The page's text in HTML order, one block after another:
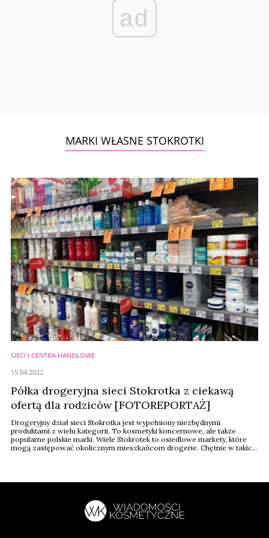
ad
MARKI WŁASNE STOKROTKI
SIECI I CENTRA HANDLOWE
Półka drogeryjna sieci Stokrotka z ciekawą
ofertą dla rodziców [FOTOREPORTAŻ]
Drogeryjny dział sieci Stokrotka jest wypełniony niezbędnymi
produktami z wielu kategorii. To kosmetyki koncernowe, ale także
popularne polskie marki. Wiele Stokrotek to osiedlowe markety, które
mogą zastępować okolicznym mieszkańcom drogerie. Chętnie w takich
15.04.2022